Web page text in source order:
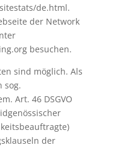
de.html.
der Network
besuchen.
sind möglich. Als
sog.
Art. 46 DSGVO
der